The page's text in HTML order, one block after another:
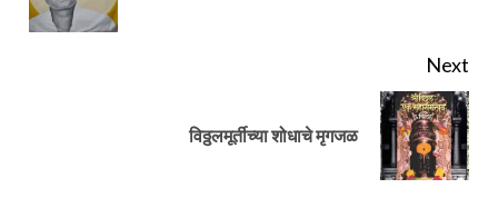
Next
विठ्ठलमूर्तीच्या शोधाचे मृगजळ